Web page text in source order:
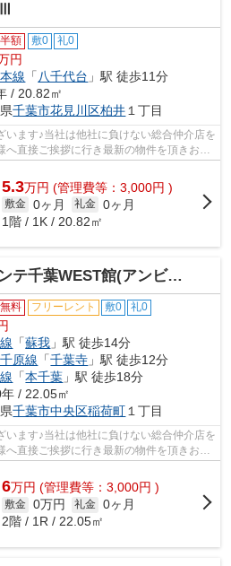
額 敷0 礼0
円
線 「 八千代台 」駅 徒歩11分
/ 20.82㎡
千葉市花見川区柏井 １丁目
います♪当社は他社に負けない総合仲介店を
へ直接ご挨拶に行き最新の物件を頂きお客
は...
5.3万円 (管理費等：3,000円 )
敷金 0ヶ月 礼金 0ヶ月
1階 / 1K / 20.82㎡
WEST館(アンビエンテチバウエストカン)
料 フリーレント 敷0 礼0
「蘇我 」駅 徒歩14分
原線 「千葉寺 」駅 徒歩12分
「本千葉 」駅 徒歩18分
/ 22.05㎡
千葉市中央区稲荷町 １丁目
います♪当社は他社に負けない総合仲介店を
へ直接ご挨拶に行き最新の物件を頂きお客
報は...
6万円 (管理費等：3,000円 )
敷金 0万円 礼金 0ヶ月
2階 / 1R / 22.05㎡